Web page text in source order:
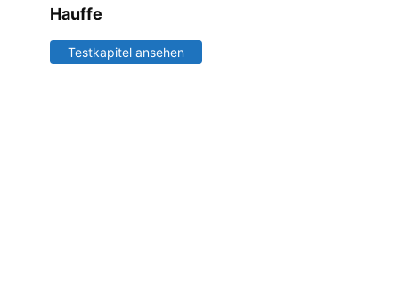
Hauffe
Testkapitel ansehen